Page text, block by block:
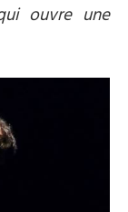
ouvre une